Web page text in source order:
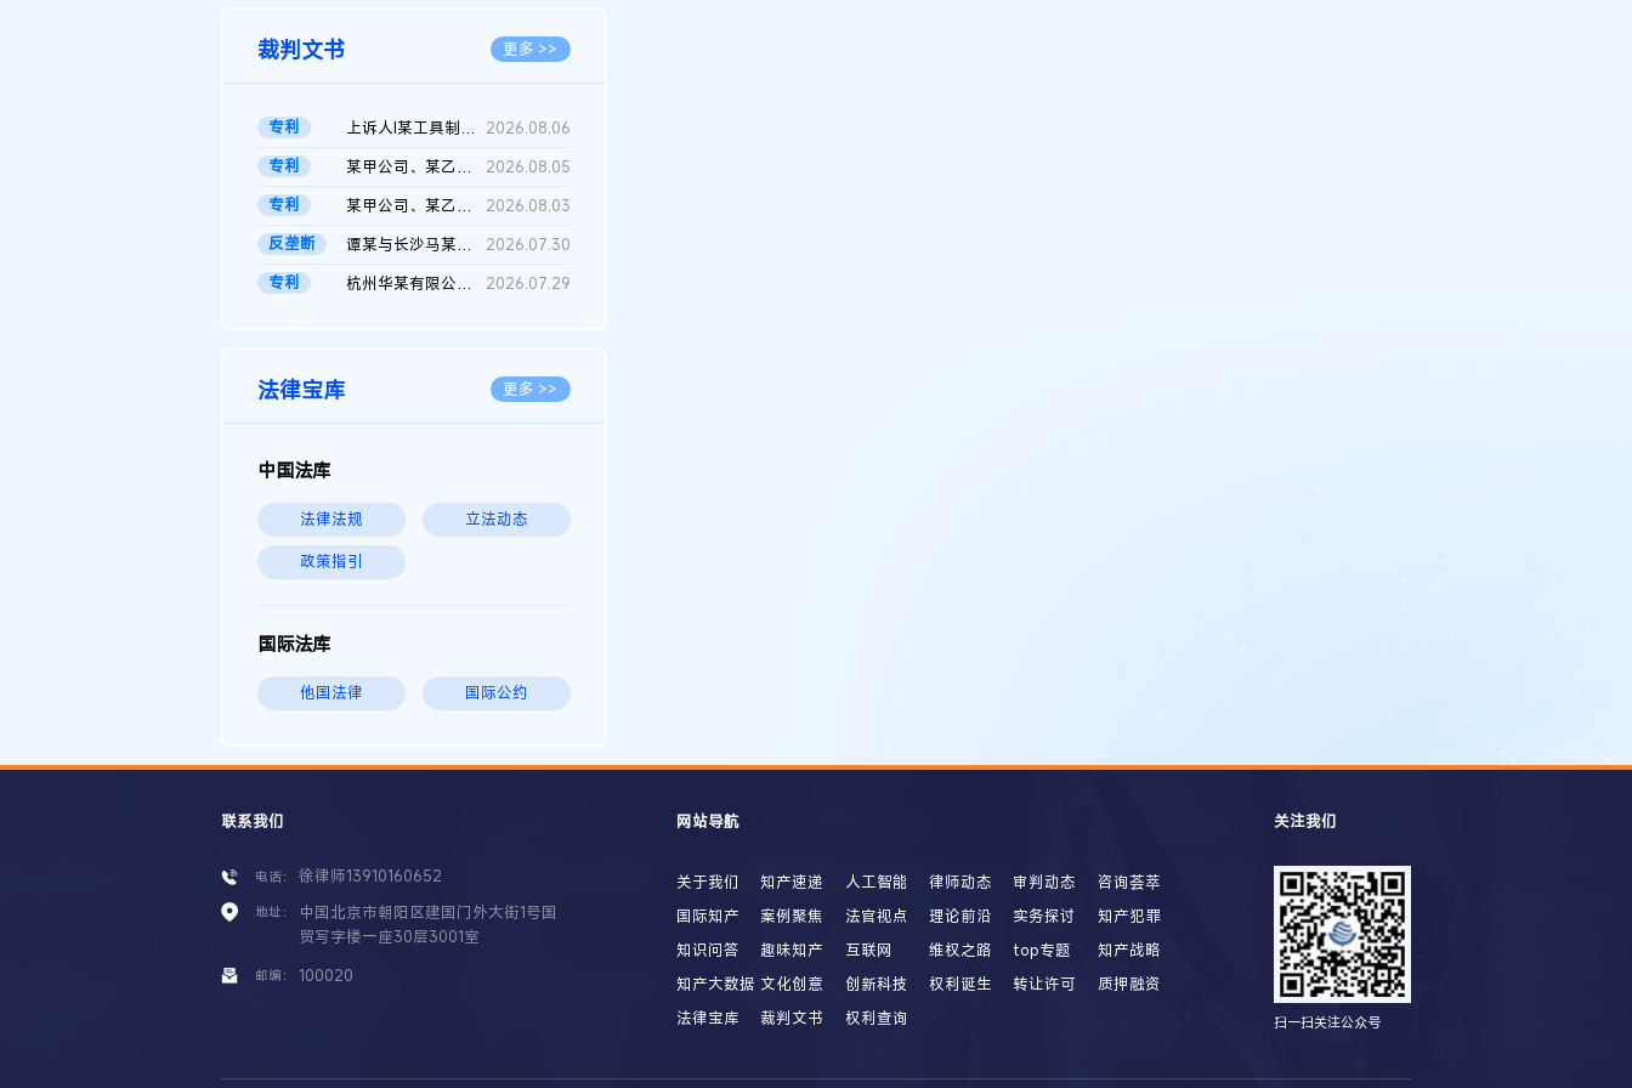
裁判文书 更多 >>
专利 上诉人I某工具制品有限公司与被上诉人程某及一审被告中华人民共和...
2026.08.06
专利
某甲公司、某乙公司、某丙公司申请诉前行为保全复议裁定书
2026.08.05
专利
某甲公司、某乙公司、官某与某丙公司专利申请权权属纠纷 二审判决...
2026.08.03
反垄断
谭某与长沙马某堆农产品股份有限公司滥用市场支配地位纠纷二审裁...
2026.07.30
专利
杭州华某有限公司与菲某有限公司侵害发明专利权纠纷 2026.07.29
法律宝库 更多 >>
中国法库
法律法规 立法动态
政策指引
国际法库
他国法律 国际公约
联系我们
电话： 徐律师13910160652
地址：
中国北京市朝阳区建国门外大街1号国
贸写字楼一座30层3001室
邮编： 100020
网站导航
关于我们 知产速递 人工智能 律师动态 审判动态
咨询荟萃
国际知产
案例聚焦 法官视点 理论前沿 实务探讨
知产犯罪
知识问答
趣味知产 互联网 维权之路 top专题
知产战略
知产大数据 文化创意 创新科技 权利诞生 转让许可
质押融资
法律宝库
裁判文书 权利查询
关注我们
扫一扫关注公众号